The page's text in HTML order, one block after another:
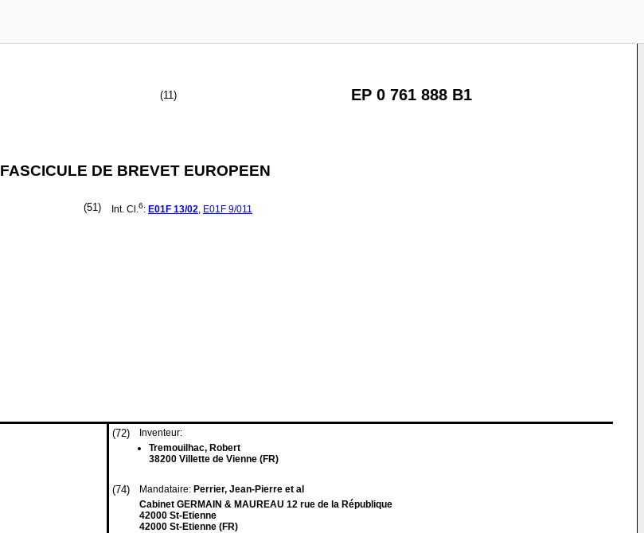
(11) EP 0 761 888 B1
FASCICULE DE BREVET EUROPEEN
(51) Int. Cl.6: E01F 13/02, E01F 9/011
(72)
Inventeur:
Tremouilhac, Robert
38200 Villette de Vienne (FR)
(74) Mandataire: Perrier, Jean-Pierre et al
Cabinet GERMAIN & MAUREAU 12 rue de la République
42000 St-Etienne
42000 St-Etienne (FR)